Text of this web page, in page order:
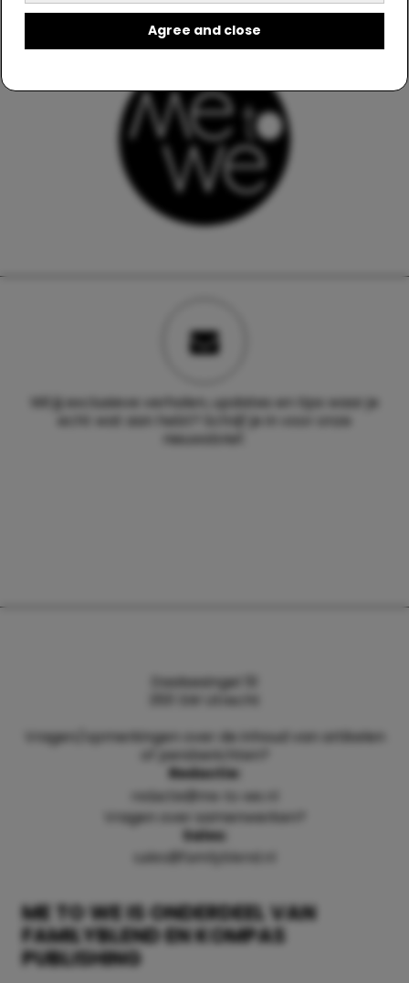
Agree and close
Wil jij exclusieve verhalen, updates en tips waar je
echt wat aan hebt? Schrijf je in voor onze
nieuwsbrief.
ME TO WE IS ONDERDEEL VAN
FAMILYBLEND EN KOMPAS
PUBLISHING
Daalsesingel 51
3511 SW Utrecht
Vragen/opmerkingen over de inhoud van artikelen
of persberichten?
Redactie:
redactie@me-to-we.nl
Vragen over samenwerken?
Sales:
sales@familyblend.nl